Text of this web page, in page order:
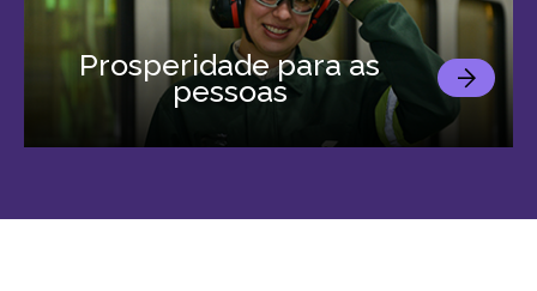
Prosperidade para as
pessoas